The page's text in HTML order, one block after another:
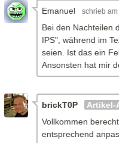
Emanuel
Bei den Nachteilen
IPS", während im
seien. Ist das ein
Ansonsten hat mir
brickT0P Artikel-
Vollkommen
entsprechend